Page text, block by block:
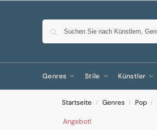
Genres Stile Künstler
Startseite / Genres / Pop /
Angebot!